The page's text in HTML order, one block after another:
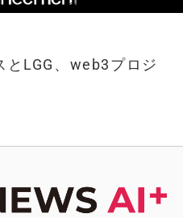
とLGG、web3プロジ